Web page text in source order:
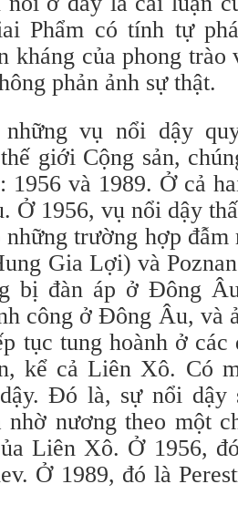
Phẩm có tính tự
kháng của phong
phản ảnh sự thật.
những vụ nổi dậy
giới Cộng sản,
1956 và 1989. Ở cả
Ở 1956, vụ nổi dậy
những trường hợp
Gia Lợi) và
bị đàn áp ở Ðông
công ở Ðông Âu, và
tục tung hoành ở
kể cả Liên Xô. Có
Ðó là, sự nổi
nhờ nương theo một
Liên Xô. Ở 1956,
Ở 1989, đó là